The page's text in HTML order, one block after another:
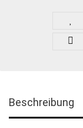
Beschreibung